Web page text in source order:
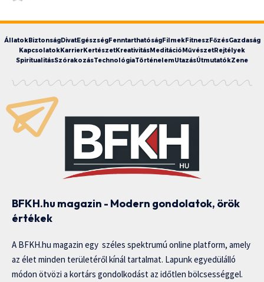
ÁllatokBiztonságDivatEgészségFenntarthatóságFilmekFitneszFőzésGazdaság
KapcsolatokKarrierKertészetKreativitásMeditációMűvészetRejtélyek
SpiritualitásSzórakozásTechnológiaTörténelemUtazásÚtmutatókZene
BFKH.hu magazin - Modern gondolatok, örök
értékek
A BFKH.hu magazin egy széles spektrumú online platform, amely
az élet minden területéről kínál tartalmat. Lapunk egyedülálló
módon ötvözi a kortárs gondolkodást az időtlen bölcsességgel.